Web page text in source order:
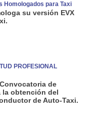
Homologados para Taxi
su versión EVX
PROFESIONAL
de
la obtención del
de Auto-Taxi.